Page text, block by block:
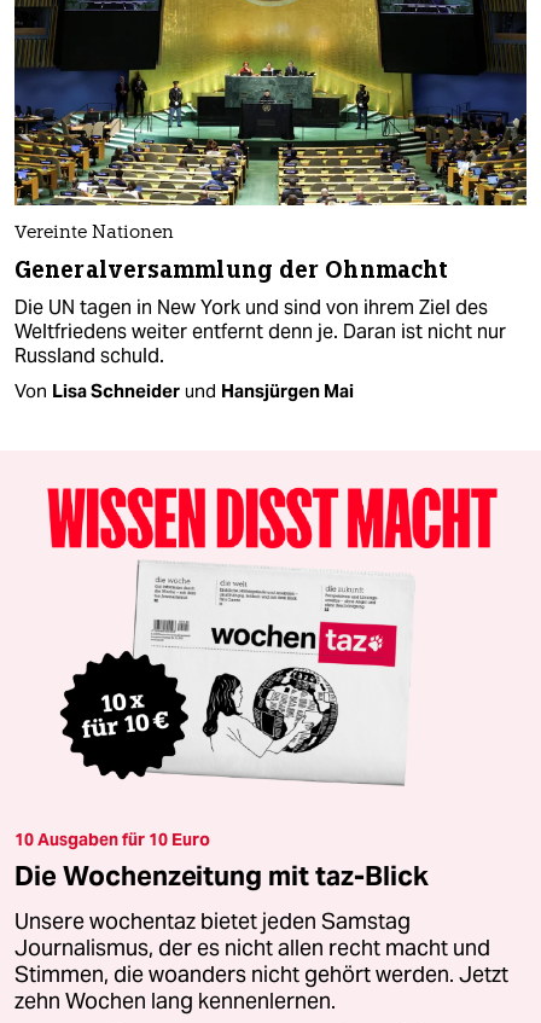
Vereinte Nationen
Generalversammlung der Ohnmacht
Die UN tagen in New York und sind von ihrem Ziel des
Weltfriedens weiter entfernt denn je. Daran ist nicht nur
Russland schuld.
Von Lisa Schneider und Hansjürgen Mai
10 Ausgaben für 10 Euro
Die Wochenzeitung mit taz-Blick
Unsere wochentaz bietet jeden Samstag
Journalismus, der es nicht allen recht macht und
Stimmen, die woanders nicht gehört werden. Jetzt
zehn Wochen lang kennenlernen.